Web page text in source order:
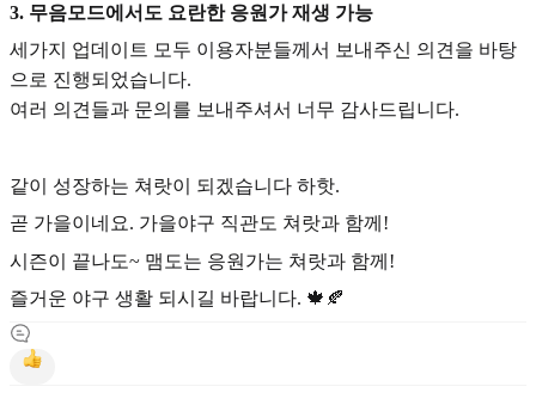
3. 무음모드에서도 요란한 응원가 재생 가능
세가지 업데이트 모두 이용자분들께서 보내주신 의견을 바탕
으로 진행되었습니다.
여러 의견들과 문의를 보내주셔서 너무 감사드립니다.
같이 성장하는 쳐랏이 되겠습니다 하핫.
곧 가을이네요. 가을야구 직관도 쳐랏과 함께!
시즌이 끝나도~ 맴도는 응원가는 쳐랏과 함께!
즐거운 야구 생활 되시길 바랍니다. 🍁🍂